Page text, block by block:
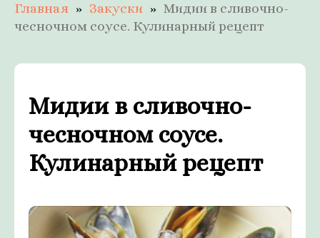
Главная Закуски
Мидии в сливочно-
чесночном соусе. Кулинарный рецепт
Мидии в сливочно-
чесночном соусе.
Кулинарный рецепт